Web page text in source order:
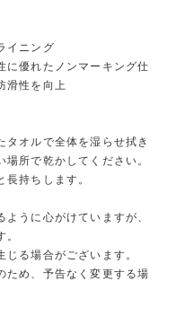
イニング
に優れたノンマーキング仕
滑性を向上
タオルで全体を湿らせ拭き
所で乾かしてください。
持ちします。
うに心がけていますが、
る場合がございます。
め、予告なく変更する場